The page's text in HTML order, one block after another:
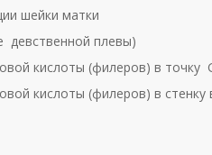
шейки матки
девственной плевы)
кислоты (филеров) в точку
кислоты (филеров) в